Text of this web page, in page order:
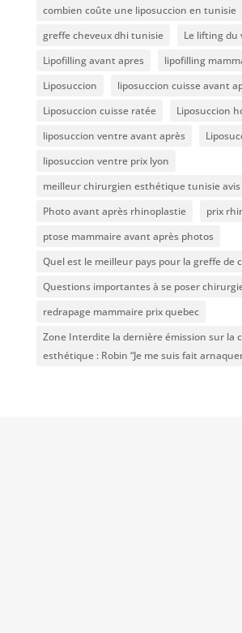
combien coûte une liposuccion en tunisie
greffe cheveux dhi tunisie
Le lifting du
Lipofilling avant apres
lipofilling
Liposuccion
liposuccion cuisse avant
Liposuccion cuisse ratée
Liposuccion
liposuccion ventre avant après
liposuccion ventre prix lyon
meilleur chirurgien esthétique tunisie avis
Photo avant après rhinoplastie
prix
ptose mammaire avant après photos
Quel est le meilleur pays pour la greffe de
Questions importantes à se poser
redrapage mammaire prix quebec
Zone Interdite la dernière émission sur la
esthétique : Robin “Je me suis fait